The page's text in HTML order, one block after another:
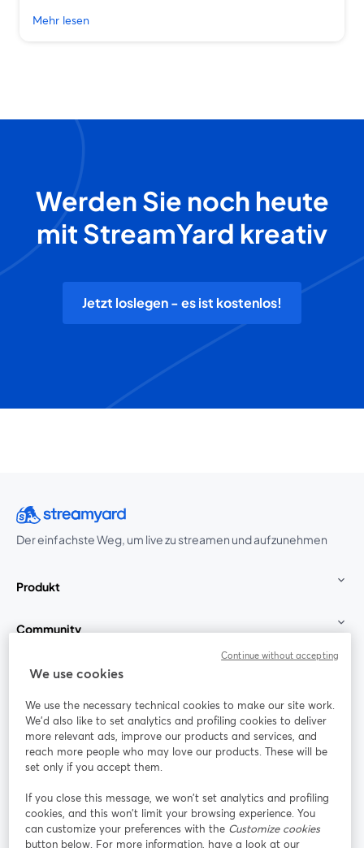
Mehr lesen
Werden Sie noch heute
mit StreamYard kreativ
Jetzt loslegen - es ist kostenlos!
Der einfachste Weg, um live zu streamen und aufzunehmen
Produkt
Community
StreamYard für
Mitmachen
Webinar Facebook
wird in einem neuen Tab geöffnet
X (Twitter)
wird in einem neuen Tab geöffnet
We use cookies
We use the necessary technical cookies to make our site work.
We'd also like to set analytics and profiling cookies to deliver
more relevant ads, improve our products and services, and
reach more people who may love our products. These will be
set only if you accept them.
If you close this message, we won’t set analytics and profiling
cookies, and this won’t limit your browsing experience. You
can customize your preferences with the Customize cookies
button below. For more information, have a look at our
Continue without accepting